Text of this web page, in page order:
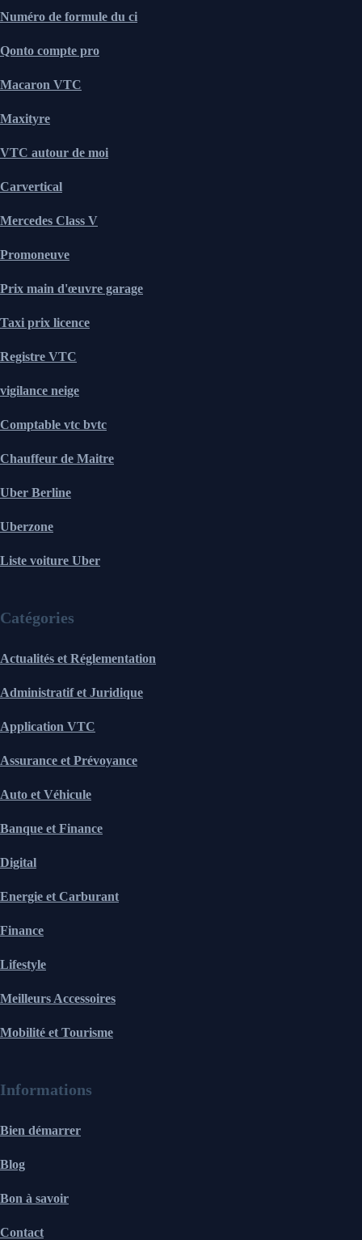
Numéro de formule du ci
Qonto compte pro
Macaron VTC
Maxityre
VTC autour de moi
Carvertical
Mercedes Class V
Promoneuve
Prix main d'œuvre garage
Taxi prix licence
Registre VTC
vigilance neige
Comptable vtc bvtc
Chauffeur de Maitre
Uber Berline
Uberzone
Liste voiture Uber
Catégories
Actualités et Réglementation
Administratif et Juridique
Application VTC
Assurance et Prévoyance
Auto et Véhicule
Banque et Finance
Digital
Energie et Carburant
Finance
Lifestyle
Meilleurs Accessoires
Mobilité et Tourisme
Informations
Bien démarrer
Blog
Bon à savoir
Contact